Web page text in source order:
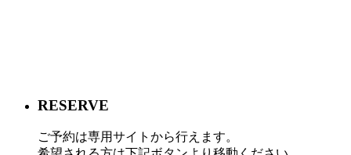
RESERVE
ご予約は専用サイトから行えます。